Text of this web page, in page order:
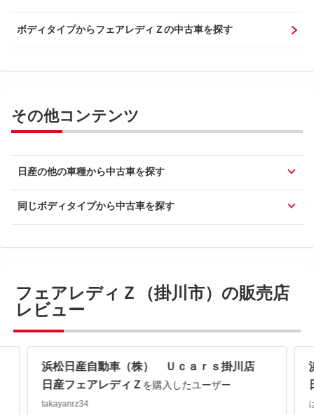
ボディタイプからフェアレディＺの中古車を探す
その他コンテンツ
日産の他の車種から中古車を探す
同じボディタイプから中古車を探す
フェアレディＺ（掛川市）の販売店
レビュー
浜松日産自動車（株） Ｕｃａｒｓ掛川店
日産フェアレディＺ を購入したユーザー
takayanrz34